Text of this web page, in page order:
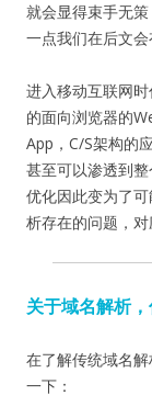
就会显得束手无
一点我们在后文会
进入移动互联网
的面向浏览器的
App，C/S架构的
甚至可以渗透到
优化因此变为了
析存在的问题，对
关于域名解析
在了解传统域名
一下：